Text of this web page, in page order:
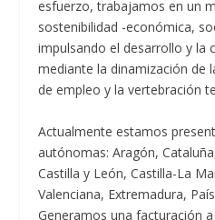
esfuerzo, trabajamos en un
sostenibilidad -económica,
impulsando el desarrollo y la
mediante la dinamización de
de empleo y la vertebración
Actualmente estamos
autónomas: Aragón,
Castilla y León, Castilla-La
Valenciana, Extremadura,
Generamos una facturación